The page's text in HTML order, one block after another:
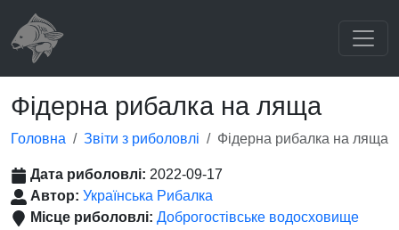
Фідерна рибалка на ляща
Головна Звіти з риболовлі Фідерна рибалка на ляща
Дата риболовлі: 2022-09-17
Автор: Українська Рибалка
Місце риболовлі: Доброгостівське водосховище